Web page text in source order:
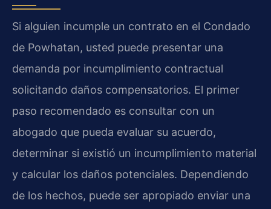
Si alguien incumple un contrato en el Condado
de Powhatan, usted puede presentar una
demanda por incumplimiento contractual
solicitando daños compensatorios. El primer
paso recomendado es consultar con un
abogado que pueda evaluar su acuerdo,
determinar si existió un incumplimiento material
y calcular los daños potenciales. Dependiendo
de los hechos, puede ser apropiado enviar una